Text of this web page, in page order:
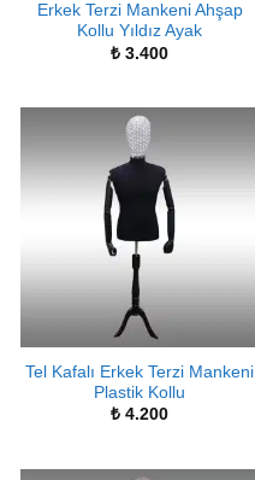
Erkek Terzi Mankeni Ahşap
Kollu Yıldız Ayak
₺ 3.400
Tel Kafalı Erkek Terzi Mankeni
Plastik Kollu
₺ 4.200